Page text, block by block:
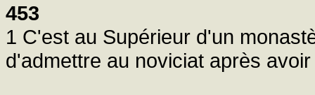
453
1 C'est au Supérieur d'un
d'admettre au noviciat après